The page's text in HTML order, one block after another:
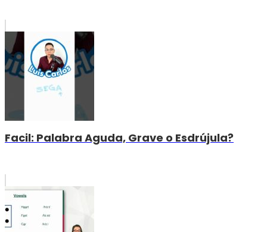
Facil: Palabra Aguda, Grave o Esdrújula?